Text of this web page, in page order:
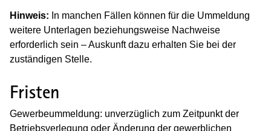
Hinweis: In manchen Fällen können für die Ummeldung
weitere Unterlagen beziehungsweise Nachweise
erforderlich sein – Auskunft dazu erhalten Sie bei der
zuständigen Stelle.
Fristen
Gewerbeummeldung: unverzüglich zum Zeitpunkt der
Betriebsverlegung oder Änderung der gewerblichen